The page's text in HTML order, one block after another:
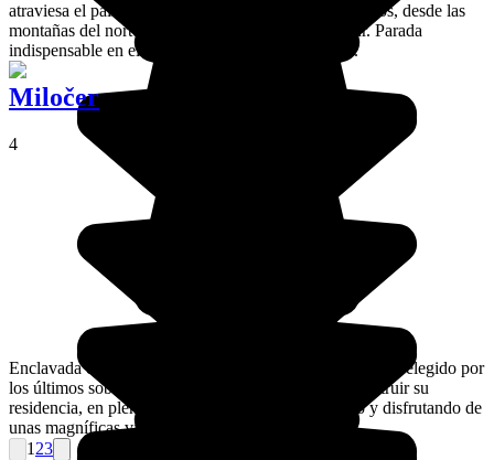
atraviesa el país a lo largo de una centena de kilómetros, desde las
montañas del norte hasta el lago de Skadar en el sur. Parada
indispensable en el monasterio del mismo nombre.
Miločer
4
Enclavada en una bahía, Milocer es un lugar encantador, elegido por
los últimos soberanos de Montenegro para hacer construir su
residencia, en pleno corazón de un parque botánico y disfrutando de
unas magníficas vistas del islote Sveti Stefan.
1 23